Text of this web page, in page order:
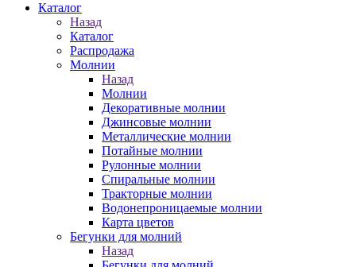
Каталог
Назад
Каталог
Распродажа
Молнии
Назад
Молнии
Декоративные молнии
Джинсовые молнии
Металлические молнии
Потайные молнии
Рулонные молнии
Спиральные молнии
Тракторные молнии
Водонепроницаемые молнии
Карта цветов
Бегунки для молний
Назад